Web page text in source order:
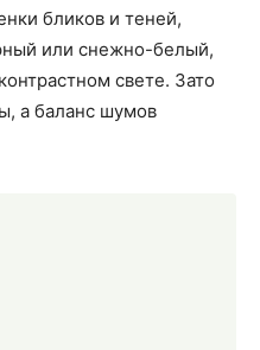
бликов и теней,
или снежно-белый,
свете. Зато
а баланс шумов